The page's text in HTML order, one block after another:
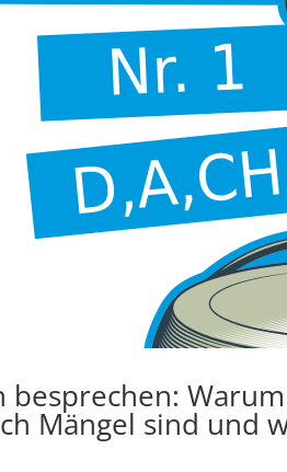
besprechen: Warum
Mängel sind und